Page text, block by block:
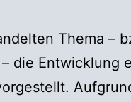
Thema –
die Entwicklung